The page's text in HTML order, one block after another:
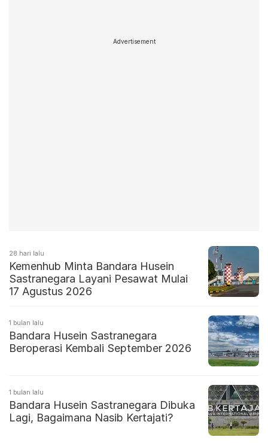
Advertisement
28 hari lalu
Kemenhub Minta Bandara Husein
Sastranegara Layani Pesawat Mulai
17 Agustus 2026
1 bulan lalu
Bandara Husein Sastranegara
Beroperasi Kembali September 2026
1 bulan lalu
Bandara Husein Sastranegara Dibuka
Lagi, Bagaimana Nasib Kertajati?